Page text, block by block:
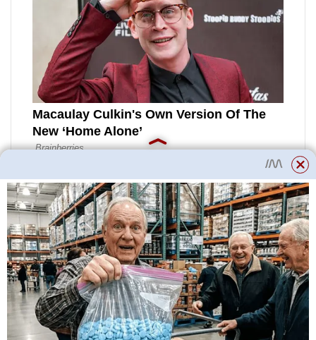
Jak správně interpretovat
indikátory vypnutí pa
Na palubní desce vašeho vozu
Toyota najdete různé ukazatele
týkající se ujetých kilometrů a
jízd. Jedním z těchto indikátorů je
odjezd, který představuje celkový